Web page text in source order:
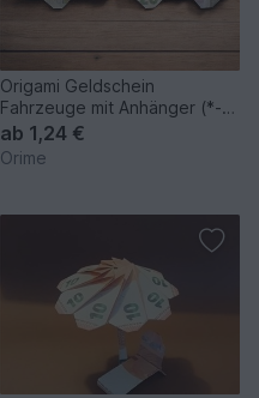
Origami Geldschein
Fahrzeuge mit Anhänger (*-
**)
ab 1,24 €
Orime